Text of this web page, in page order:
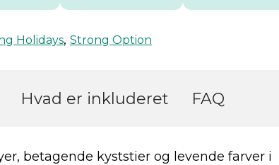
Holidays, Strong Option
Hvad er inkluderet FAQ
betagende kyststier og levende farver i